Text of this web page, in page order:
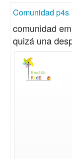
Comunidad p4s
comunidad
quizá una